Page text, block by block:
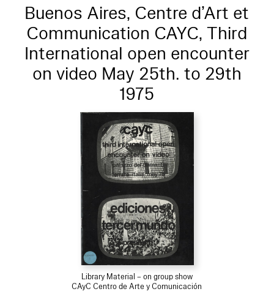
Buenos Aires, Centre d’Art et
Communication CAYC, Third
International open encounter
on video May 25th. to 29th
1975
Library Material – on group show
CAyC Centro de Arte y Comunicación